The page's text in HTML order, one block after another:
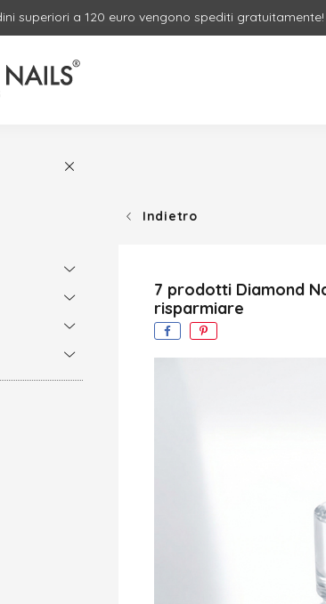
superiori a 120 euro vengono spediti
Indietro
7 prodotti Diamond
risparmiare